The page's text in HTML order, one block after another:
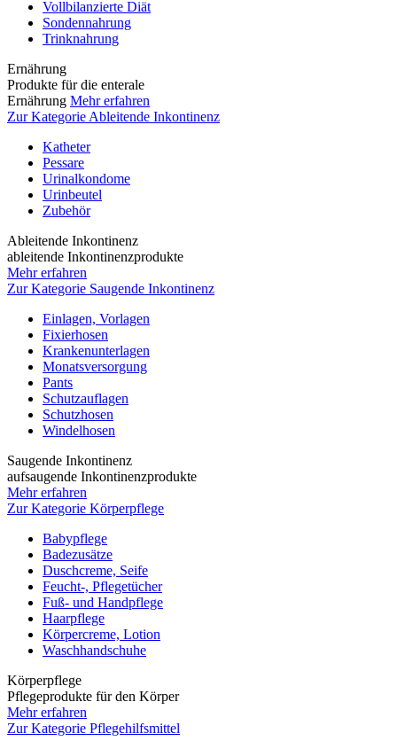
Vollbilanzierte Diät
Sondennahrung
Trinknahrung
Ernährung
Produkte für die enterale
Ernährung Mehr erfahren
Zur Kategorie Ableitende Inkontinenz
Katheter
Pessare
Urinalkondome
Urinbeutel
Zubehör
Ableitende Inkontinenz
ableitende Inkontinenzprodukte
Mehr erfahren
Zur Kategorie Saugende Inkontinenz
Einlagen, Vorlagen
Fixierhosen
Krankenunterlagen
Monatsversorgung
Pants
Schutzauflagen
Schutzhosen
Windelhosen
Saugende Inkontinenz
aufsaugende Inkontinenzprodukte
Mehr erfahren
Zur Kategorie Körperpflege
Babypflege
Badezusätze
Duschcreme, Seife
Feucht-, Pflegetücher
Fuß- und Handpflege
Haarpflege
Körpercreme, Lotion
Waschhandschuhe
Körperpflege
Pflegeprodukte für den Körper
Mehr erfahren
Zur Kategorie Pflegehilfsmittel